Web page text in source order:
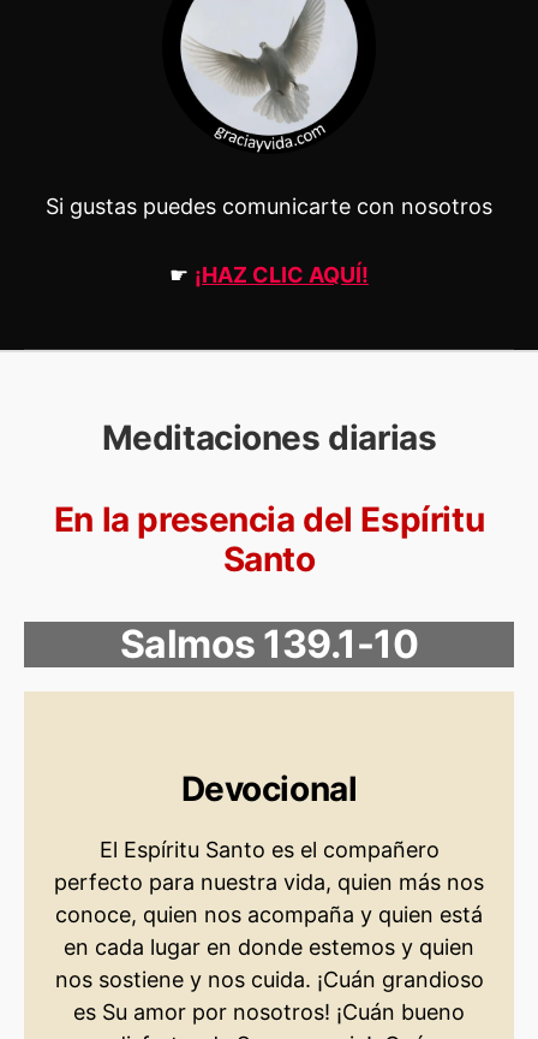
Si gustas puedes comunicarte con nosotros
☛ ¡HAZ CLIC AQUÍ!
Meditaciones diarias
En la presencia del Espíritu
Santo
Salmos 139.1-10
Devocional
El Espíritu Santo es el compañero
perfecto para nuestra vida, quien más nos
conoce, quien nos acompaña y quien está
en cada lugar en donde estemos y quien
nos sostiene y nos cuida. ¡Cuán grandioso
es Su amor por nosotros! ¡Cuán bueno